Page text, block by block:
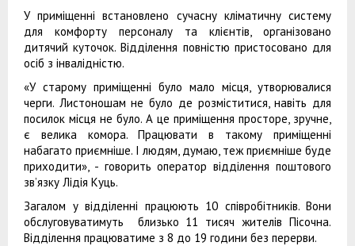
У приміщенні встановлено сучасну кліматичну систему
для комфорту персоналу та клієнтів, організовано
дитячий куточок. Відділення повністю пристосовано для
осіб з інвалідністю.
«У старому приміщенні було мало місця, утворювалися
черги. Листоношам не було де розміститися, навіть для
посилок місця не було. А це приміщення просторе, зручне,
є велика комора. Працювати в такому приміщенні
набагато приємніше. І людям, думаю, теж приємніше буде
приходити», - говорить оператор відділення поштового
зв’язку Лідія Куць.
Загалом у відділенні працюють 10 співробітників. Вони
обслуговуватимуть близько 11 тисяч жителів Пісочна.
Відділення працюватиме з 8 до 19 години без перерви.